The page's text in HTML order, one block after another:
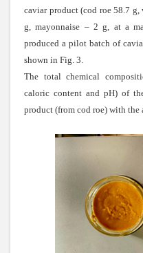
caviar product (cod roe 58.7
g, mayonnaise – 2 g, at a
produced a pilot batch of
shown in Fig. 3.
The total chemical
caloric content and pH) of
product (from cod roe) with